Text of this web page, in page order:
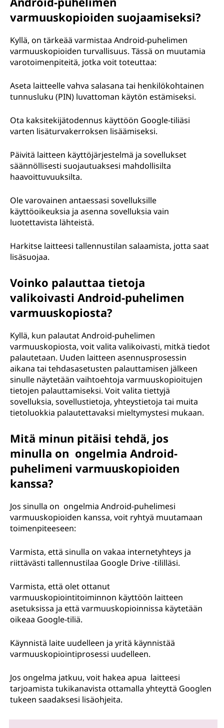
varmuuskopioiden suojaamiseksi?
Kyllä, on tärkeää varmistaa Android-puhelimen
varmuuskopioiden turvallisuus. Tässä on muutamia
varotoimenpiteitä, jotka voit toteuttaa:
Aseta laitteelle vahva salasana tai henkilökohtainen
tunnusluku (PIN) luvattoman käytön estämiseksi.
Ota kaksitekijätodennus käyttöön Google-tiliäsi
varten lisäturvakerroksen lisäämiseksi.
Päivitä laitteen käyttöjärjestelmä ja sovellukset
säännöllisesti suojautuaksesi mahdollisilta
haavoittuvuuksilta.
Ole varovainen antaessasi sovelluksille
käyttöoikeuksia ja asenna sovelluksia vain
luotettavista lähteistä.
Harkitse laitteesi tallennustilan salaamista, jotta saat
lisäsuojaa.
Voinko palauttaa tietoja
valikoivasti Android-puhelimen
varmuuskopiosta?
Kyllä, kun palautat Android-puhelimen
varmuuskopiosta, voit valita valikoivasti, mitkä tiedot
palautetaan. Uuden laitteen asennusprosessin
aikana tai tehdasasetusten palauttamisen jälkeen
sinulle näytetään vaihtoehtoja varmuuskopioitujen
tietojen palauttamiseksi. Voit valita tiettyjä
sovelluksia, sovellustietoja, yhteystietoja tai muita
tietoluokkia palautettavaksi mieltymystesi mukaan.
Mitä minun pitäisi tehdä, jos
minulla on ongelmia Android-
puhelimeni varmuuskopioiden
kanssa?
Jos sinulla on ongelmia Android-puhelimesi
varmuuskopioiden kanssa, voit ryhtyä muutamaan
toimenpiteeseen:
Varmista, että sinulla on vakaa internetyhteys ja
riittävästi tallennustilaa Google Drive -tililläsi.
Varmista, että olet ottanut
varmuuskopiointitoiminnon käyttöön laitteen
asetuksissa ja että varmuuskopioinnissa käytetään
oikeaa Google-tiliä.
Käynnistä laite uudelleen ja yritä käynnistää
varmuuskopiointiprosessi uudelleen.
Jos ongelma jatkuu, voit hakea apua laitteesi
tarjoamista tukikanavista ottamalla yhteyttä Googlen
tukeen saadaksesi lisäohjeita.